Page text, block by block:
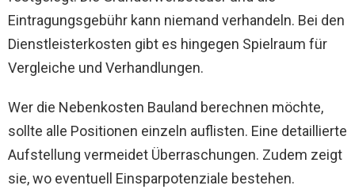
Eintragungsgebühr kann niemand verhandeln. Bei den
Dienstleisterkosten gibt es hingegen Spielraum für
Vergleiche und Verhandlungen.
Wer die Nebenkosten Bauland berechnen möchte,
sollte alle Positionen einzeln auflisten. Eine detaillierte
Aufstellung vermeidet Überraschungen. Zudem zeigt
sie, wo eventuell Einsparpotenziale bestehen.